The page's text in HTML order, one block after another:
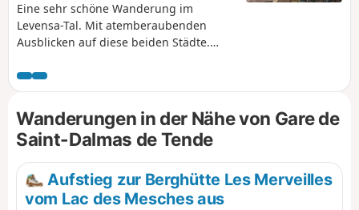
Eine sehr schöne Wanderung im
Levensa-Tal. Mit atemberaubenden
Ausblicken auf diese beiden Städte.
ein wunderschönes Haus des
Kulturerbes und der Traditionen von
Brigasques, das einen Besuch wert ist –
genug, um einen angenehmen Tag
zwischen körperlicher Betätigung,
unterhaltsamen und kulturellen
Besichtigungen zu verbringen.
Wanderungen in der Nähe von Gare de
Saint-Dalmas de Tende
Aufstieg zur Berghütte Les Merveilles
vom Lac des Mesches aus